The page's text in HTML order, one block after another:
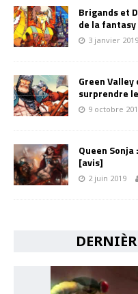
Brigands et
de la
3 janvier 2019
Green
surprendre
9 octobre
Queen
[avis]
2 juin 2019